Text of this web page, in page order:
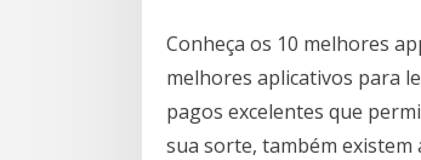
Conheça os 10 melhores
melhores aplicativos para
pagos excelentes que
sua sorte, também